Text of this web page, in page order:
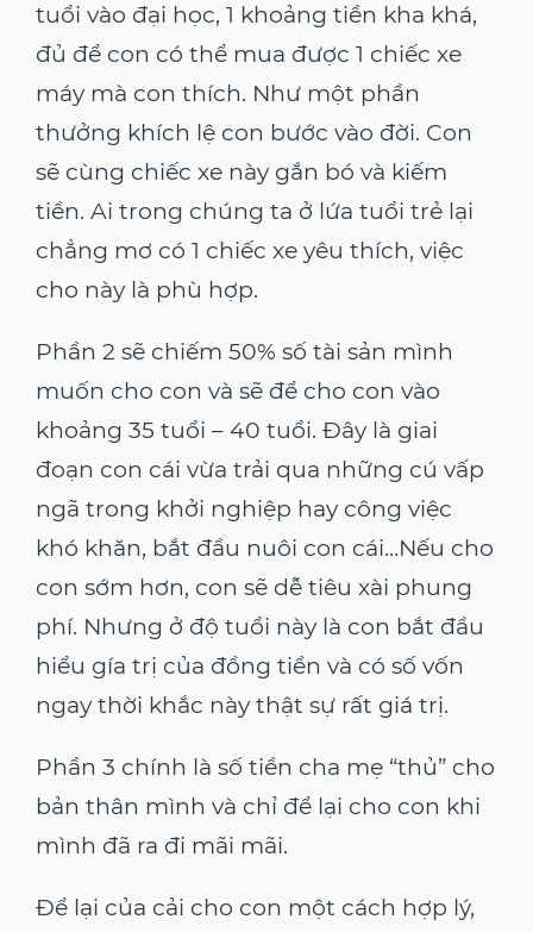
tuổi vào đại học, 1 khoảng tiền kha khá,
đủ để con có thể mua được 1 chiếc xe
máy mà con thích. Như một phần
thưởng khích lệ con bước vào đời. Con
sẽ cùng chiếc xe này gắn bó và kiếm
tiền. Ai trong chúng ta ở lứa tuổi trẻ lại
chẳng mơ có 1 chiếc xe yêu thích, việc
cho này là phù hợp.
Phần 2 sẽ chiếm 50% số tài sản mình
muốn cho con và sẽ để cho con vào
khoảng 35 tuổi – 40 tuổi. Đây là giai
đoạn con cái vừa trải qua những cú vấp
ngã trong khởi nghiệp hay công việc
khó khăn, bắt đầu nuôi con cái…Nếu cho
con sớm hơn, con sẽ dễ tiêu xài phung
phí. Nhưng ở độ tuổi này là con bắt đầu
hiểu gía trị của đồng tiền và có số vốn
ngay thời khắc này thật sự rất giá trị.
Phần 3 chính là số tiền cha mẹ “thủ” cho
bản thân mình và chỉ để lại cho con khi
mình đã ra đi mãi mãi.
Để lại của cải cho con một cách hợp lý,